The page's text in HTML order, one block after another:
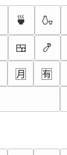
🍵 🍶
🍱 🍤
🈷️ 🈶